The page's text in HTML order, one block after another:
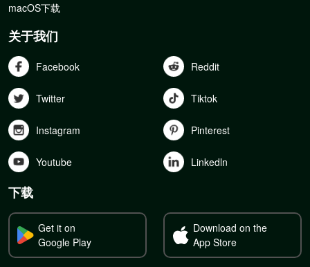
macOS下载
关于我们
Facebook Reddit
Twitter Tiktok
Instagram Pinterest
Youtube Linkedln
下载
Get it on
Google Play
Download on the
App Store